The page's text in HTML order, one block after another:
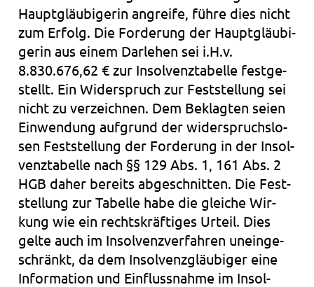
Haupt­gläu­bi­ge­rin angrei­fe, führe dies nicht
zum Erfolg. Die For­de­rung der Haupt­gläu­bi­
ge­rin aus einem Dar­le­hen sei i.H.v.
8.830.676,62 € zur Insol­venz­ta­bel­le fest­ge­
stellt. Ein Wider­spruch zur Fest­stel­lung sei
nicht zu ver­zeich­nen. Dem Beklag­ten seien
Ein­wen­dung auf­grund der wider­spruchs­lo­
sen Fest­stel­lung der For­de­rung in der Insol­
venz­ta­bel­le nach §§ 129 Abs. 1, 161 Abs. 2
HGB daher bereits abge­schnit­ten. Die Fest­
stel­lung zur Tabel­le habe die glei­che Wir­
kung wie ein rechts­kräf­ti­ges Urteil. Dies
gelte auch im Insol­venz­ver­fah­ren unein­ge­
schränkt, da dem Insol­venz­gläu­bi­ger eine
Infor­ma­ti­on und Ein­fluss­nah­me im Insol­